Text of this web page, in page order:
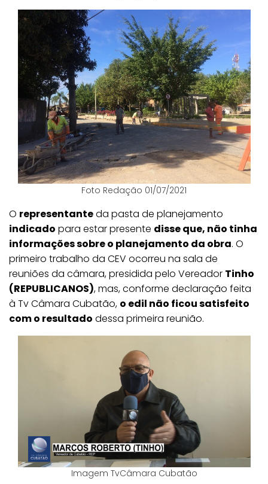
Foto Redação 01/07/2021
O representanteda pasta de planejamento
indicado para estar presente disse que, não tinha
informações sobre o planejamento da obra. O
primeiro trabalho da CEV ocorreu na sala de
reuniões da câmara, presidida pelo Vereador Tinho
(REPUBLICANOS), mas, conforme declaração feita
à Tv Câmara Cubatão, o edil não ficou satisfeito
com o resultado dessa primeira reunião.
Imagem TvCâmara Cubatão